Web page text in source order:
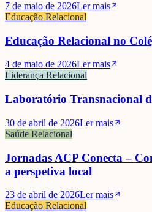
7 de maio de 2026Ler mais
Educação Relacional
Educação Relacional no
4 de maio de 2026Ler mais
Liderança Relacional
Laboratório Transnacional
30 de abril de 2026Ler mais
Saúde Relacional
Jornadas ACP Conecta –
a perspetiva local
23 de abril de 2026Ler mais
Educação Relacional